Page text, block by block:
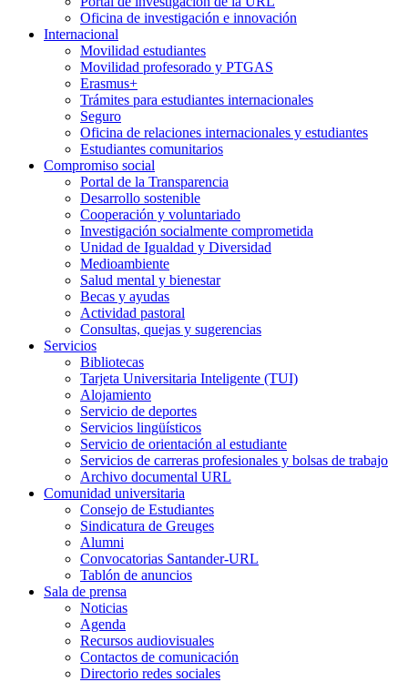
Oficina de investigación e innovación
Internacional
Movilidad estudiantes
Movilidad profesorado y PTGAS
Erasmus+
Trámites para estudiantes internacionales
Seguro
Oficina de relaciones internacionales y estudiantes
Estudiantes comunitarios
Compromiso social
Portal de la Transparencia
Desarrollo sostenible
Cooperación y voluntariado
Investigación socialmente comprometida
Unidad de Igualdad y Diversidad
Medioambiente
Salud mental y bienestar
Becas y ayudas
Actividad pastoral
Consultas, quejas y sugerencias
Servicios
Bibliotecas
Tarjeta Universitaria Inteligente (TUI)
Alojamiento
Servicio de deportes
Servicios lingüísticos
Servicio de orientación al estudiante
Servicios de carreras profesionales y bolsas de trabajo
Archivo documental URL
Comunidad universitaria
Consejo de Estudiantes
Sindicatura de Greuges
Alumni
Convocatorias Santander-URL
Tablón de anuncios
Sala de prensa
Noticias
Agenda
Recursos audiovisuales
Contactos de comunicación
Directorio redes sociales